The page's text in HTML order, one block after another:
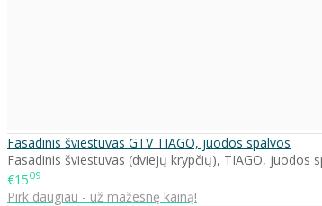
Fasadinis šviestuvas GTV TIAGO, juodos spalvos
Fasadinis šviestuvas (dviejų krypčių), TIAGO, juodos
€1509
Pirk daugiau - už mažesnę kainą!